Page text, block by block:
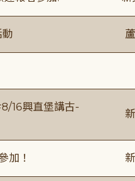
16興直堡講古-
加！